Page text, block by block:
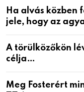
Ha alvás közben
jele, hogy az
A törülközőkön
célja…
Meg Fosterért